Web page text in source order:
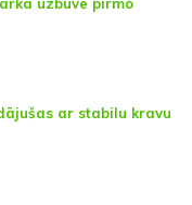
ar stabilu kravu